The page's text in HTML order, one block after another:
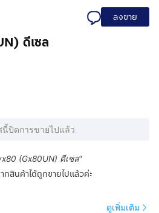
ลงขาย
ดีเซล
นี้ปิดการขายไปแล้ว
(Gx80UN) ดีเซล"
กสินค้าได้ถูกขายไปแล้วค่ะ
ดูเพิ่มเติม